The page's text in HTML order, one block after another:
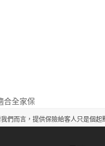
合全家保
們而言，提供保險給客人只是個起